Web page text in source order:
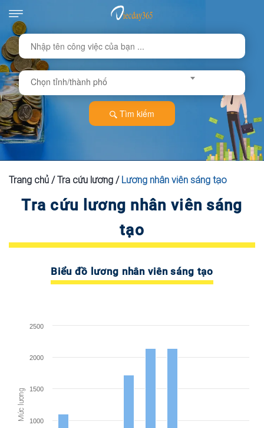
Chọn tỉnh/thành phố
Tìm kiếm
Trang chủ /Tra cứu lương / Lương nhân viên sáng tạo
Tra cứu lương nhân viên sáng
tạo
Biểu đồ lương nhân viên sáng tạo
Mức lương 1000
1500
2000
2500